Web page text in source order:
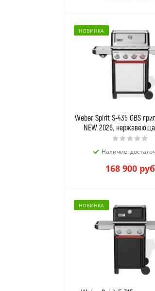
НОВИНКА
Weber Spirit S-435 GBS
NEW 2026,
Наличие:
168 900 руб
НОВИНКА